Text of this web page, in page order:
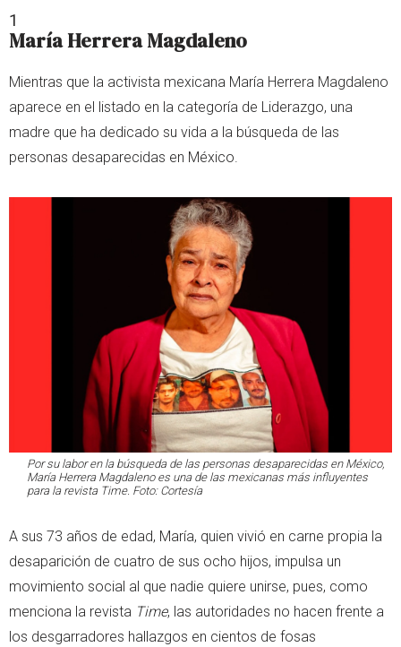
1
María Herrera Magdaleno
Mientras que la activista mexicana María Herrera Magdaleno
aparece en el listado en la categoría de Liderazgo, una
madre que ha dedicado su vida a la búsqueda de las
personas desaparecidas en México.
Por su labor en la búsqueda de las personas desaparecidas en México,
María Herrera Magdaleno es una de las mexicanas más influyentes
para la revista Time. Foto: Cortesía
A sus 73 años de edad, María, quien vivió en carne propia la
desaparición de cuatro de sus ocho hijos, impulsa un
movimiento social al que nadie quiere unirse, pues, como
menciona la revista Time, las autoridades no hacen frente a
los desgarradores hallazgos en cientos de fosas